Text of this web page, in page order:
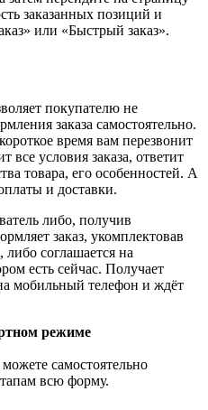
заказанных позиций и
или «Быстрый заказ».
покупателю не
заказа самостоятельно.
время вам перезвонит
все условия заказа, ответит
товара, его особенностей. А
и доставки.
либо, получив
заказ, укомплектовав
соглашается на
есть сейчас. Получает
мобильный телефон и ждёт
режиме
самостоятельно
всю форму.